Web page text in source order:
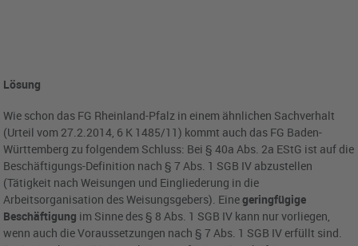
Lösung
Wie schon das FG Rheinland-Pfalz in einem ähnlichen Sachverhalt
(Urteil vom 27.2.2014, 6 K 1485/11) kommt auch das FG Baden-
Württemberg zu folgendem Schluss: Bei § 40a Abs. 2a EStG ist auf die
Beschäftigungs-Definition nach § 7 Abs. 1 SGB IV abzustellen
(Tätigkeit nach Weisungen und Eingliederung in die
Arbeitsorganisation des Weisungsgebers). Einegeringfügige
Beschäftigung im Sinne des § 8 Abs. 1 SGB IV kann nur vorliegen,
wenn auch die Voraussetzungen nach § 7 Abs. 1 SGB IV erfüllt sind.